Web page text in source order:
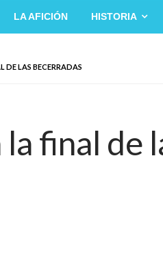
LA AFICIÓN HISTORIA
DE LAS BECERRADAS
final de